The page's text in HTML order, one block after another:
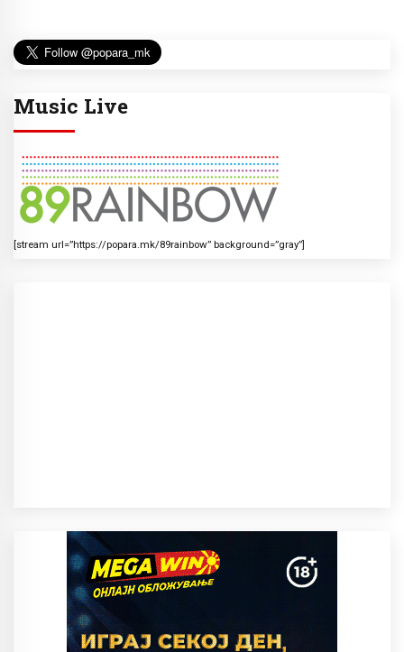
Music Live
[stream url=”https://popara.mk/89rainbow” background=”gray”]